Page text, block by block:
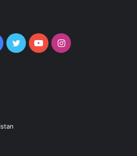
TwitterYouTubeInstagram